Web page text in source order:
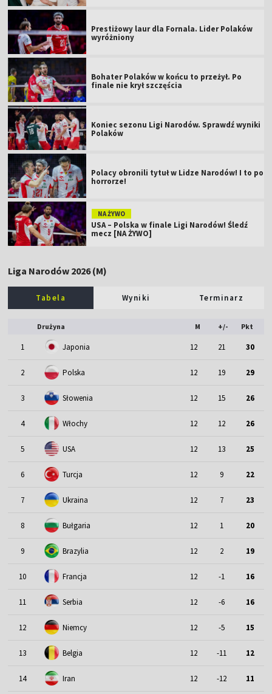
Prestiżowy laur dla Fornala. Lider Polaków
wyróżniony
Bohater Polaków w końcu to przeżył. Po
finale nie krył szczęścia
Koniec sezonu Ligi Narodów. Sprawdź wyniki
Polaków
Polacy obronili tytuł w Lidze Narodów! I to po
horrorze!
NA ŻYWO
USA – Polska w finale Ligi Narodów! Śledź
mecz [NA ŻYWO]
Liga Narodów 2026 (M)
Tabela Wyniki Terminarz
Drużyna M +/- Pkt
1 Japonia 12 21 30
2 Polska 12 19 29
3 Słowenia 12 15 26
4 Włochy 12 12 26
5 USA 12 13 25
6 Turcja 12 9 22
7 Ukraina 12 7 23
8 Bułgaria 12 1 20
9 Brazylia 12 2 19
10 Francja 12 -1 16
11 Serbia 12 -6 16
12 Niemcy 12 -5 15
13 Belgia 12 -11 12
14 Iran 12 -12 11